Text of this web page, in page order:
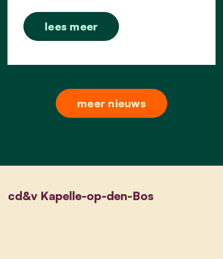
lees meer
meer nieuws
cd&v Kapelle-op-den-Bos